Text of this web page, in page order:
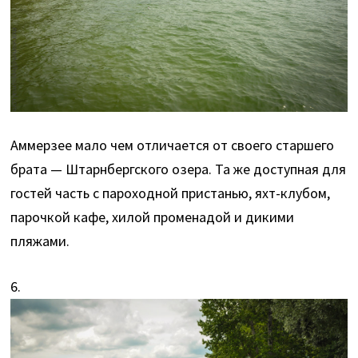
Аммерзее мало чем отличается от своего старшего
брата — Штарнбергского озера. Та же доступная для
гостей часть с пароходной пристанью, яхт-клубом,
парочкой кафе, хилой променадой и дикими
пляжами.
6.